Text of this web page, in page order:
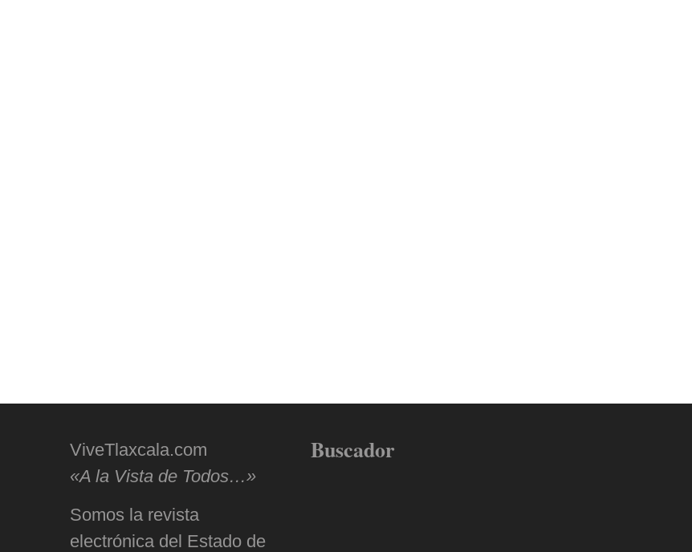
ViveTlaxcala.com
«A la Vista de Todos…»
Somos la revista
electrónica del Estado de
Buscador